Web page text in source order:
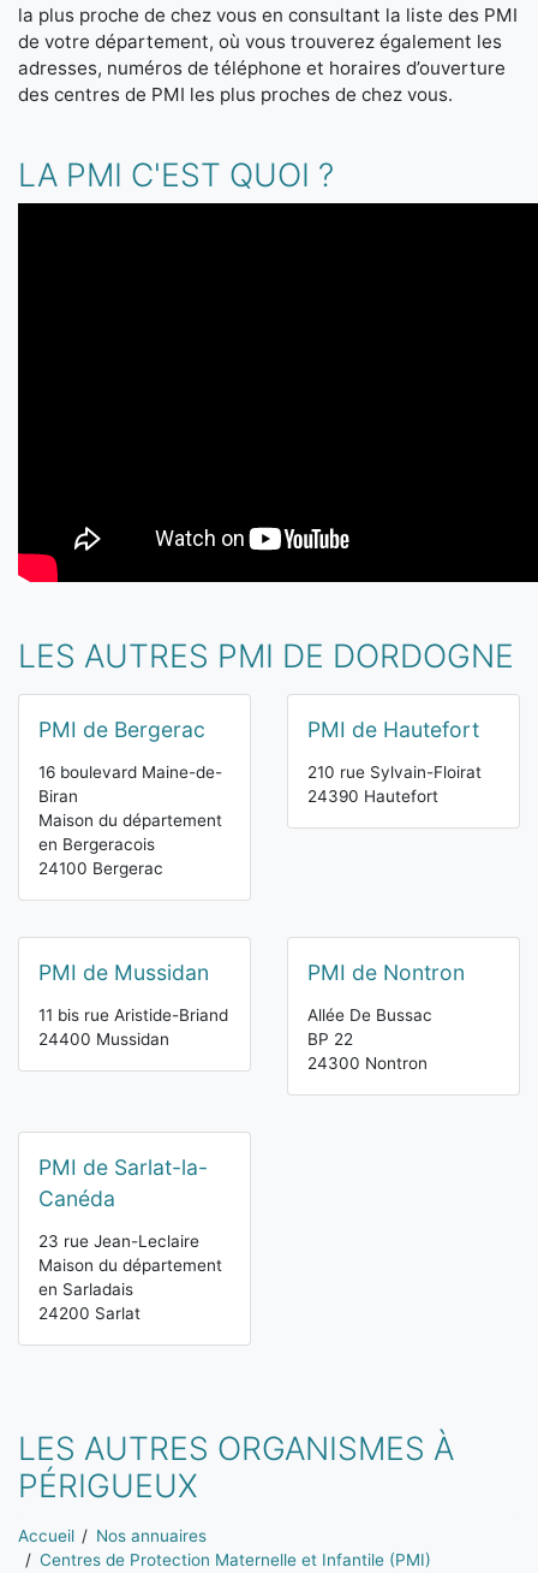
la plus proche de chez vous en consultant la liste des PMI
de votre département, où vous trouverez également les
adresses, numéros de téléphone et horaires d’ouverture
des centres de PMI les plus proches de chez vous.
LA PMI C'EST QUOI ?
LES AUTRES PMI DE DORDOGNE
PMI de Bergerac
16 boulevard Maine-de-
Biran
Maison du département
en Bergeracois
24100 Bergerac
PMI de Hautefort
210 rue Sylvain-Floirat
24390 Hautefort
PMI de Mussidan
11 bis rue Aristide-Briand
24400 Mussidan
PMI de Nontron
Allée De Bussac
BP 22
24300 Nontron
PMI de Sarlat-la-
Canéda
23 rue Jean-Leclaire
Maison du département
en Sarladais
24200 Sarlat
LES AUTRES ORGANISMES À
PÉRIGUEUX
Vous êtes ici:
Accueil
Nos annuaires
Centres de Protection Maternelle et Infantile (PMI)